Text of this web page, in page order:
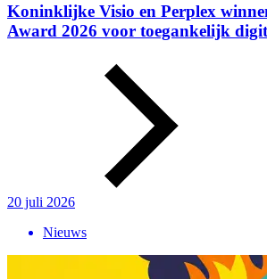
Koninklijke Visio en Perplex
Award 2026 voor toegankelijk
20 juli 2026
Nieuws